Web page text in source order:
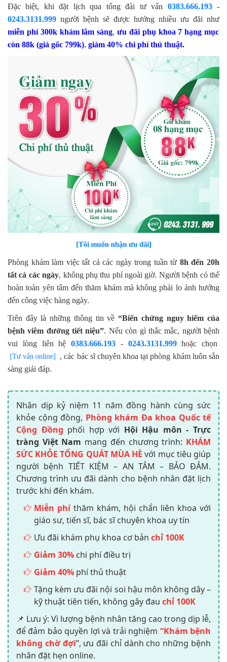
Đặc biệt, khi đặt lịch qua tổng đài tư vấn 0383.666.193-
0243.3131.999 người bệnh sẽ được hưởng nhiều ưu đãi như
miễn phí 300k khám lâm sàng, ưu đãi phụ khoa 7 hạng mục
còn 88k (giá gốc 799k), giảm 40% chi phí thủ thuật.
[Tôi muốn nhận ưu đãi]
Phòng khám làm việc tất cả các ngày trong tuần từ 8h đến 20h
tất cả các ngày, không phụ thu phí ngoài giờ. Người bệnh có thể
hoàn toàn yên tâm đến thăm khám mà không phải lo ảnh hưởng
đến công việc hàng ngày.
Trên đây là những thông tin về “Biến chứng nguy hiểm của
bệnh viêm đường tiết niệu”. Nếu còn gì thắc mắc, người bệnh
vui lòng liên hệ 0383.666.193 - 0243.3131.999hoặc chọn
[Tư vấn online]
, các bác sĩ chuyên khoa tại phòng khám luôn sẵn
sàng giải đáp.
Nhân dịp kỷ niệm 11 năm đồng hành cùng sức
khỏe cộng đồng, Phòng khám Đa khoa Quốc tế
Cộng Đồng phối hợp với Hội Hậu môn - Trực
tràng Việt Nam mang đến chương trình: KHÁM
SỨC KHỎE TỔNG QUÁT MÙA HÈ với mục tiêu giúp
người bệnh TIẾT KIỆM – AN TÂM – BẢO ĐẢM.
Chương trình ưu đãi dành cho bệnh nhân đặt lịch
trước khi đến khám.
Miễn phíthăm khám, hội chẩn liên khoa với
giáo sư, tiến sĩ, bác sĩ chuyên khoa uy tín
Ưu đãi khám phụ khoa cơ bản chỉ 100K
Giảm 30% chi phí điều trị
Giảm 40% phí thủ thuật
Tặng kèm ưu đãi nội soi hậu môn không dây –
kỹ thuật tiên tiến, không gây đau chỉ 100K
📌 Lưu ý: Vì lượng bệnh nhân tăng cao trong dịp lễ,
để đảm bảo quyền lợi và trải nghiệm “Khám bệnh
không chờ đợi”, ưu đãi chỉ dành cho những bệnh
nhân đặt hẹn online.